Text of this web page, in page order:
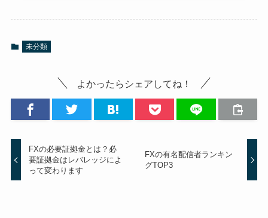
未分類
よかったらシェアしてね！
FXの必要証拠金とは？必
要証拠金はレバレッジによ
って変わります
FXの有名配信者ランキン
グTOP3